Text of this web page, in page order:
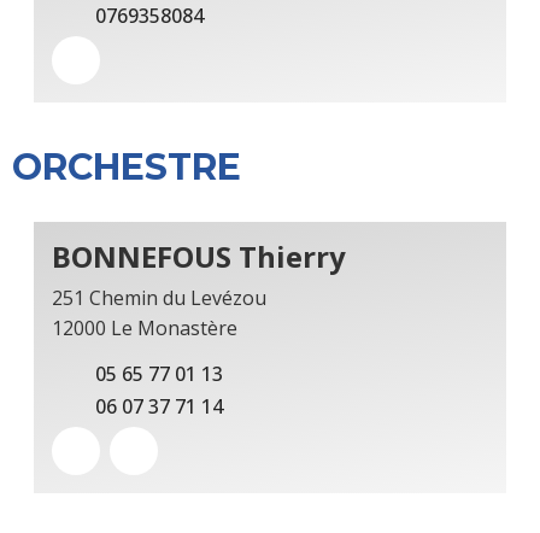
0769358084
ORCHESTRE
BONNEFOUS Thierry
251 Chemin du Levézou
12000 Le Monastère
05 65 77 01 13
06 07 37 71 14